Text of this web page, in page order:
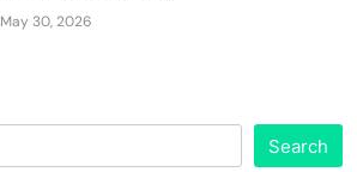
May 30, 2026
Search